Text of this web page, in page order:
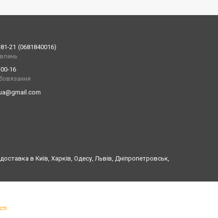
21
0681840016
16
в Київ, Харків, Одесу, Львів, Дніпропетровськ,